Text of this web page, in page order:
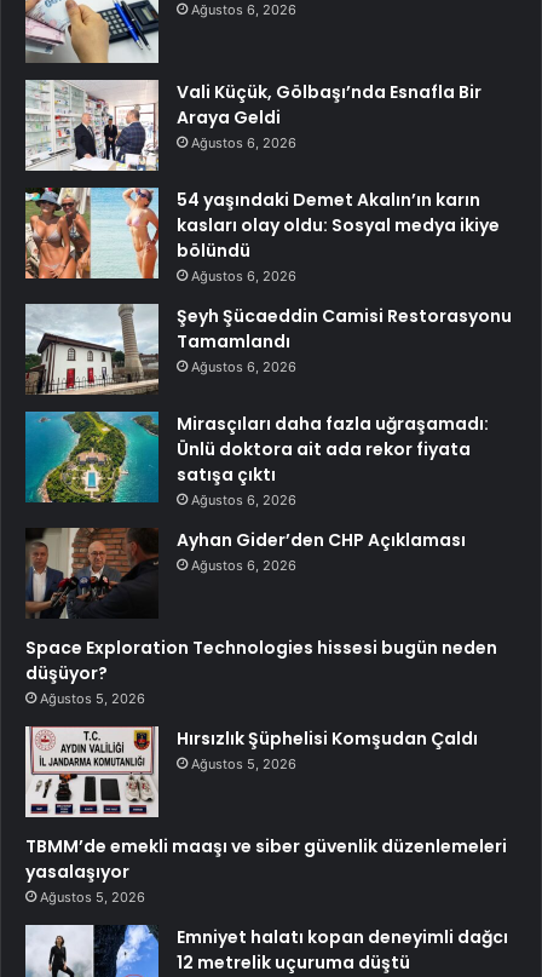
Ağustos 6, 2026
Vali Küçük, Gölbaşı’nda Esnafla Bir
Araya Geldi
Ağustos 6, 2026
54 yaşındaki Demet Akalın’ın karın
kasları olay oldu: Sosyal medya ikiye
bölündü
Ağustos 6, 2026
Şeyh Şücaeddin Camisi Restorasyonu
Tamamlandı
Ağustos 6, 2026
Mirasçıları daha fazla uğraşamadı:
Ünlü doktora ait ada rekor fiyata
satışa çıktı
Ağustos 6, 2026
Ayhan Gider’den CHP Açıklaması
Ağustos 6, 2026
Space Exploration Technologies hissesi bugün neden
düşüyor?
Ağustos 5, 2026
Hırsızlık Şüphelisi Komşudan Çaldı
Ağustos 5, 2026
TBMM’de emekli maaşı ve siber güvenlik düzenlemeleri
yasalaşıyor
Ağustos 5, 2026
Emniyet halatı kopan deneyimli dağcı
12 metrelik uçuruma düştü